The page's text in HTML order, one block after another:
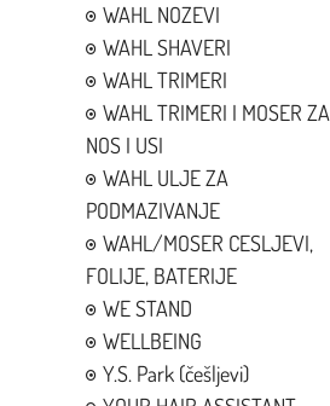
WAHL NOZEVI
WAHL SHAVERI
WAHL TRIMERI
WAHL TRIMERI I MOSER ZA
NOS I USI
WAHL ULJE ZA
PODMAZIVANJE
WAHL/MOSER CESLJEVI,
FOLIJE, BATERIJE
WE STAND
WELLBEING
Y.S. Park (češljevi)